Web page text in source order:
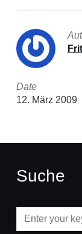
Date
12. März 2009
Suche